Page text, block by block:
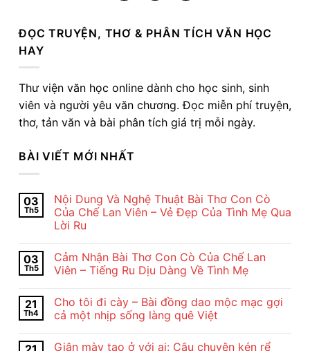
ĐỌC TRUYỆN, THƠ & PHÂN TÍCH VĂN HỌC
HAY
Thư viện văn học online dành cho học sinh, sinh
viên và người yêu văn chương. Đọc miễn phí truyện,
thơ, tản văn và bài phân tích giá trị mỗi ngày.
BÀI VIẾT MỚI NHẤT
03
Th5
Nội Dung Và Nghệ Thuật Bài Thơ Con Cò
Của Chế Lan Viên – Vẻ Đẹp Của Tình Mẹ Qua
Lời Ru
bình
luận
ở
Và
Nghệ
Thuật
Con
03
Th5
Cảm Nhận Bài Thơ Con Cò Của Chế Lan
Viên – Tiếng Ru Dịu Dàng Về Tình Mẹ
bình
luận
ở
Bài
21
Th4
Cho tôi đi cày – Bài đồng dao mộc mạc gợi
cả một nhịp sống làng quê Việt
bình
Giận mày tao ở với ai: Câu chuyện kén rể